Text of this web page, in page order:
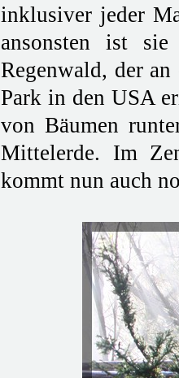
inklusiver jeder
ansonsten ist
Regenwald, der
Park in den USA
von Bäumen
Mittelerde. Im
kommt nun auch